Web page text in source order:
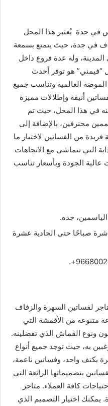
ملابس في جدة يُعتبر هذا المحل
في جدة، حيث يتمتع بسمعة
المدينة، وله عدة فروع داخل
“فيمني” هو توفر أحدث
العالمية وتناسب جميع
أنيقة وإطلالات مميزة
في هذا المحل، حيث تم
محترفين، بالإضافة إلى
من الفساتين لاختيار ما
التي تتماشى مع الاتجاهات
عالية الجودة وبأسعار تناسب
جده.
صباحًا حتى الحادية عشرة
لفساتين السهرة والزفاف
متنوعة من الأقمشة التي
ونوع القماش الذي تفضلينه.
به، حيث توجد جميع أنواع
بكتف واحد، وفساتين ناعمة،
بتصميماتها الرائعة التي
كافة العملاء. متاجر
اختيار التصميم الذي